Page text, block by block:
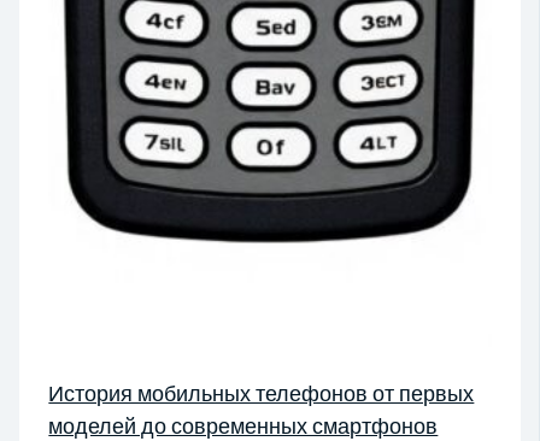
История мобильных телефонов от первых
моделей до современных смартфонов